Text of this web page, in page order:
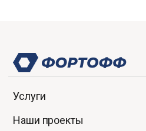
Услуги
Наши проекты